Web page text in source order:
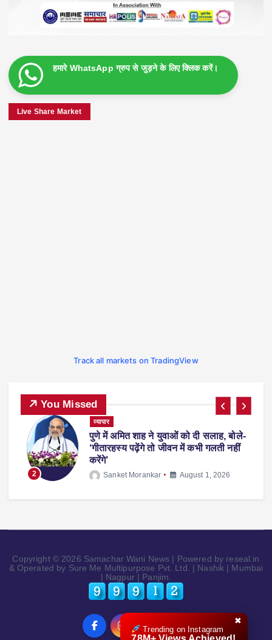
✖
Trending on Instagram
हमारे WhatsApp ग्रुप से जुड़ने के लिए क्लिक करें।
Live Share Market
Track all markets on TradingView
You Missed
3
ट्रेंडिंग
फीफा वर्ल्ड कप 2026 से लौटते समय एरलिंग
हालैंड अपने साथ ले आए ‘व्हिस्की रैकून’, वजह
जानकर रह जाएंगे हैरान
Sanket Morankar July 14, 2026
Copyright © 2026 Samachar Wani News | Powered by reseal.in
& Operated by Sure Me Multipurpose Pvt. Ltd. | Nashik | Mumbai
| Nagpur | Panjim.